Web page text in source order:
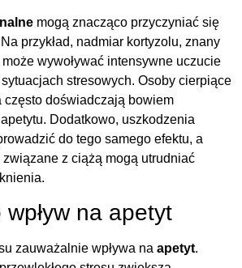
mogą znacząco przyczyniać się
przykład, nadmiar kortyzolu, znany
wywoływać intensywne uczucie
sytuacjach stresowych. Osoby cierpiące
często doświadczają bowiem
Dodatkowo, uszkodzenia
do tego samego efektu, a
z ciążą mogą utrudniać
na apetyt
zauważalnie wpływa na apetyt.